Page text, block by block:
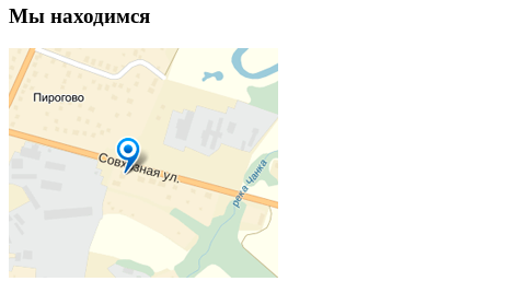
Мы находимся